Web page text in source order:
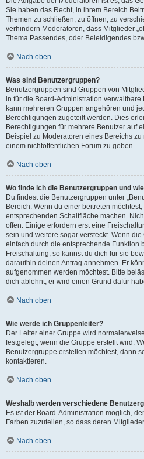
Sie haben das Recht, in ihrem Bereich
Themen zu schließen, zu öffnen, zu
verhindern Moderatoren, dass Mitglieder
Thema Passendes, oder Beleidigendes
Nach oben
Was sind Benutzergruppen?
Benutzergruppen sind Gruppen von
in für die Board-Administration verwaltbare
kann mehreren Gruppen angehören und
Berechtigungen zugeteilt werden. Dies
Berechtigungen für mehrere Benutzer auf
Beispiel zu Moderatoren eines Bereichs
einem nichtöffentlichen Forum zu geben.
Nach oben
Wo finde ich die Benutzergruppen und
Du findest die Benutzergruppen unter
Bereich. Wenn du einer beitreten
entsprechenden Schaltfläche machen.
offen. Einige erfordern erst eine
sein und weitere sogar versteckt. Wenn
einfach durch die entsprechende Funktion
Freischaltung, so kannst du dich für sie
daraufhin deinen Antrag annehmen. Er
aufgenommen werden möchtest. Bitte
dich ablehnt, er wird einen Grund dafür
Nach oben
Wie werde ich Gruppenleiter?
Der Leiter einer Gruppe wird
festgelegt, wenn die Gruppe erstellt wird.
Benutzergruppe erstellen möchtest, dann
kontaktieren.
Nach oben
Weshalb werden verschiedene
Es ist der Board-Administration möglich,
Farben zuzuteilen, so dass deren
Nach oben